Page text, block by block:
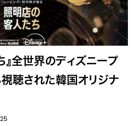
』全世界のディズニープ
聴された韓国オリジナ